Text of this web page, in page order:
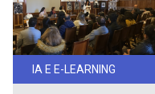
IA E E-LEARNING